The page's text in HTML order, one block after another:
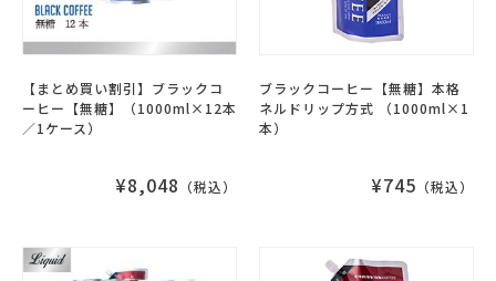
【まとめ買い割引】ブラックコ
ーヒー【無糖】（1000ml×12本
／1ケース）
¥8,048 （税込）
ブラックコーヒー【無糖】本格
ネルドリップ方式 （1000ml×1
本）
¥745 （税込）